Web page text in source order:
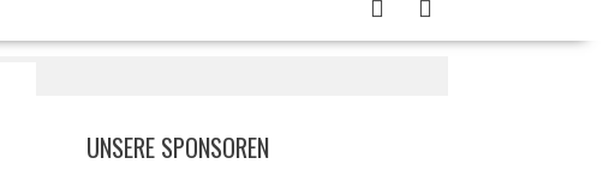
UNSERE SPONSOREN